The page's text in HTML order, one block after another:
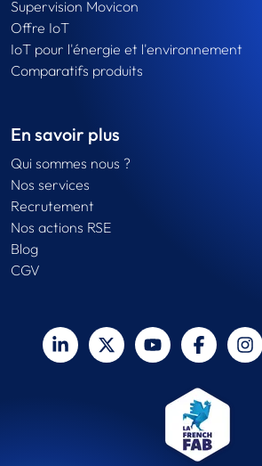
Supervision Movicon
Offre IoT
IoT pour l'énergie et l'environnement
Comparatifs produits
En savoir plus
Qui sommes nous ?
Nos services
Recrutement
Nos actions RSE
Blog
CGV